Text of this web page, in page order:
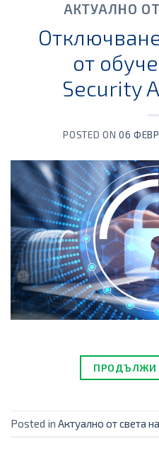
АКТУАЛНО
от
Security
POSTED ON 06
ПРОДЪЛЖИ
Posted in Актуално от света